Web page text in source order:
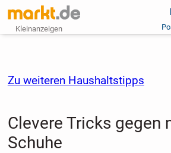
Kleinanzeigen
Zu weiteren Haushaltstipps
Clevere Tricks gegen
Schuhe